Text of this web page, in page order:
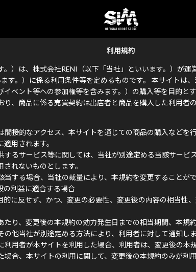
利用規約
。）は、株式会社RENI（以下「当社」といいます。）が
す。）に係る利用条件等を定めるものです。 本サイトは
ベント等への参加権等を含みます。）の購入等を目的と
、商品に係る売買契約は出店者と商品を購入した利用者の
間接的なアクセス、本サイトを通じての商品の購入などを
用されます。
するサービス等に関しては、当社が別途定める当該サービ
れないものとします。
する場合、当社の裁量により、本規約を変更することがで
の利益に適合する場合
に反せず、かつ、変更の必要性、変更後の内容の相当性
たり、変更後の本規約の効力発生日までの相当期間、本規
他当社が別途定める方法により、利用者に対して通知しま
用者が本サイトを利用した場合、利用者は、変更後の本
場合、本サイトの利用に関して、変更後の本規約のみが利